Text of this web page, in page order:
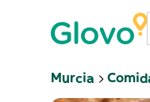
Murcia